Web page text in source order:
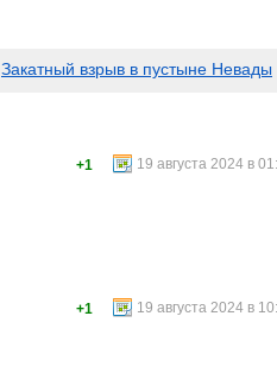
Закатный взрыв в пустыне Невады
19 августа 2024 в
+1
19 августа 2024 в
+1